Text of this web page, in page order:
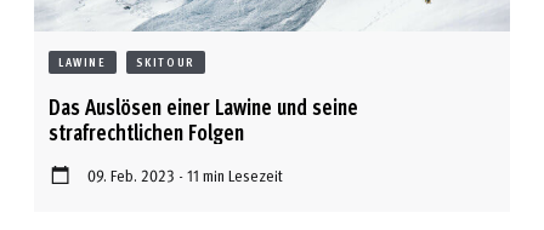
LAWINE SKITOUR
Das Auslösen einer Lawine und seine
strafrechtlichen Folgen
09. Feb. 2023 - 11 min Lesezeit